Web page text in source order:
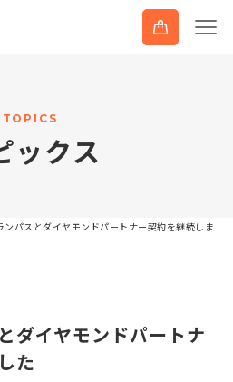
T O P I C S
ックス
ンパスとダイヤモンドパートナー契約を継続しま
ダイヤモンドパートナ
た